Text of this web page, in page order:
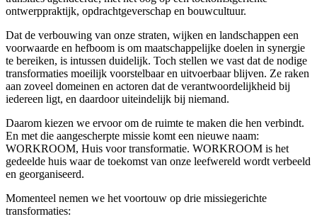
ontwerppraktijk, opdrachtgeverschap en bouwcultuur.
Dat de verbouwing van onze straten, wijken en landschappen een
voorwaarde en hefboom is om maatschappelijke doelen in synergie
te bereiken, is intussen duidelijk. Toch stellen we vast dat de nodige
transformaties moeilijk voorstelbaar en uitvoerbaar blijven. Ze raken
aan zoveel domeinen en actoren dat de verantwoordelijkheid bij
iedereen ligt, en daardoor uiteindelijk bij niemand.
Daarom kiezen we ervoor om de ruimte te maken die hen verbindt.
En met die aangescherpte missie komt een nieuwe naam:
WORKROOM, Huis voor transformatie. WORKROOM is het
gedeelde huis waar de toekomst van onze leefwereld wordt verbeeld
en georganiseerd.
Momenteel nemen we het voortouw op drie missiegerichte
transformaties: